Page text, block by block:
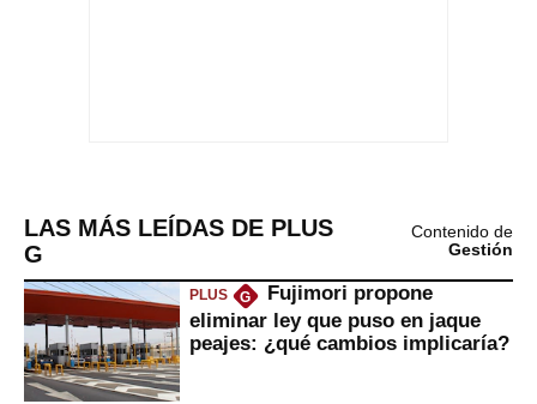
LAS MÁS LEÍDAS DE PLUS
G
Contenido de
Gestión
PLUS G
Fujimori propone
eliminar ley que puso en jaque
peajes: ¿qué cambios implicaría?